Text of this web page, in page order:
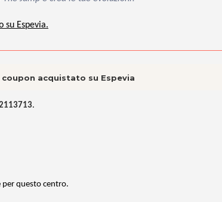
su Espevia.
acquistato su Espevia
.
per questo centro.